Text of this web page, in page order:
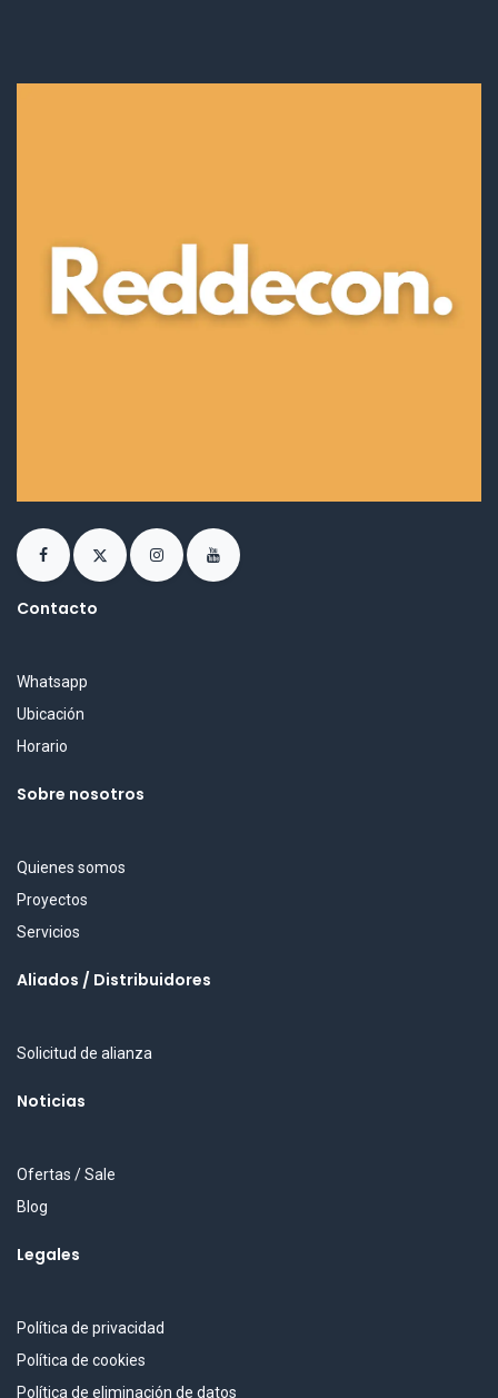
Contacto
Whatsapp
Ubicación
Horario
Sobre nosotros
Quienes somos
Proyectos
Servicios
Aliados / Distribuidores
Solicitud de alianza
Noticias
Ofertas / Sale
Blog
Legales
Política de privacidad
Política de cookies
Política de eliminación de datos